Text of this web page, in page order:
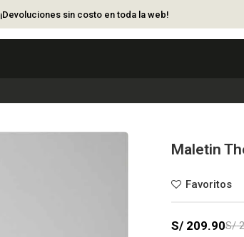
¡Devoluciones sin costo en toda la web!
Maletin
S/ 209.90S/